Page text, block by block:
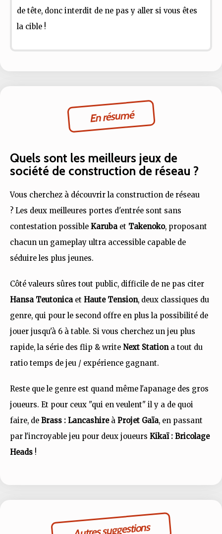
de tête, donc interdit de ne pas y aller si vous êtes
la cible !
En résumé
Quels sont les meilleurs jeux de
société de construction de réseau ?
Vous cherchez à découvrir la construction de réseau
? Les deux meilleures portes d'entrée sont sans
contestation possible Karubaet Takenoko, proposant
chacun un gameplay ultra accessible capable de
séduire les plus jeunes.
Côté valeurs sûres tout public, difficile de ne pas citer
Hansa Teutonicaet Haute Tension, deux classiques du
genre, qui pour le second offre en plus la possibilité de
jouer jusqu'à 6 à table. Si vous cherchez un jeu plus
rapide, la série des flip & write Next Stationa tout du
ratio temps de jeu / expérience gagnant.
Reste que le genre est quand même l'apanage des gros
joueurs. Et pour ceux "qui en veulent" il y a de quoi
faire, de Brass : Lancashireà Projet Gaïa, en passant
par l'incroyable jeu pour deux joueurs Kikaï : Bricolage
Heads !
Autres suggestions